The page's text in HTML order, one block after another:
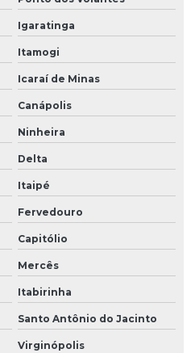
Igaratinga
Itamogi
Icaraí de Minas
Canápolis
Ninheira
Delta
Itaipé
Fervedouro
Capitólio
Mercês
Itabirinha
Santo Antônio do Jacinto
Virginópolis